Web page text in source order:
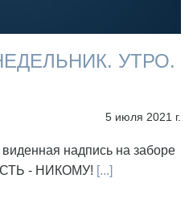
УТРО.
5 июля 2021 г.
надпись на заборе
- НИКОМУ! [...]